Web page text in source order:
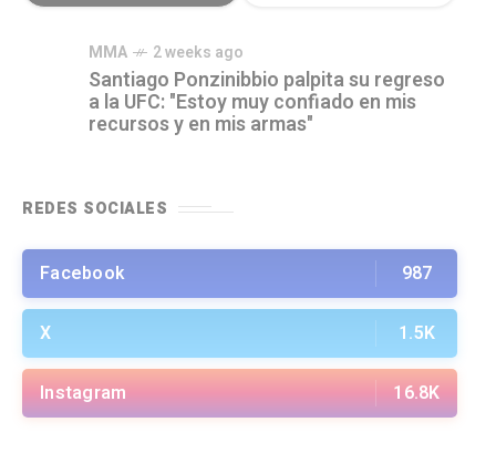
MMA 2 weeks ago
Santiago Ponzinibbio palpita su regreso
a la UFC: "Estoy muy confiado en mis
recursos y en mis armas"
REDES SOCIALES
Facebook 987
X 1.5K
Instagram 16.8K